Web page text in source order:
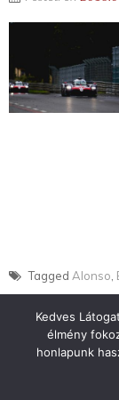
Tagged Alonso
Kedves
élmény
honlapunk